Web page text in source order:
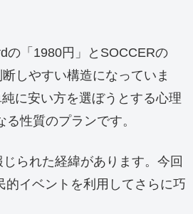
の「1980円」とSOCCERの
しやすい構造になっていま
に安い方を選ぼうとする心理
性質のプランです。
られた経緯があります。今回
イベントを利用してさらに巧